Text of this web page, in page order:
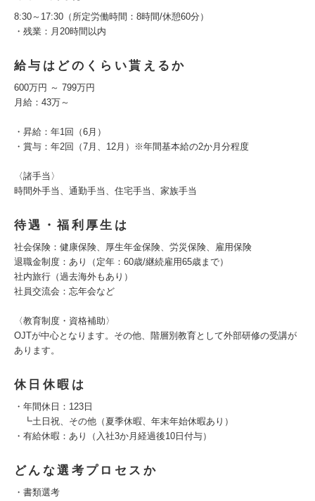
8:30～17:30（所定労働時間：8時間/休憩60分）
・残業：月20時間以内
給与はどのくらい貰えるか
600万円 ～ 799万円
月給：43万～
・昇給：年1回（6月）
・賞与：年2回（7月、12月）※年間基本給の2か月分程度
〈諸手当〉
時間外手当、通勤手当、住宅手当、家族手当
待遇・福利厚生は
社会保険：健康保険、厚生年金保険、労災保険、雇用保険
退職金制度：あり（定年：60歳/継続雇用65歳まで）
社内旅行（過去海外もあり）
社員交流会：忘年会など
〈教育制度・資格補助〉
OJTが中心となります。その他、階層別教育として外部研修の受講が
あります。
休日休暇は
・年間休日：123日
┗土日祝、その他（夏季休暇、年末年始休暇あり）
・有給休暇：あり（入社3か月経過後10日付与）
どんな選考プロセスか
・書類選考